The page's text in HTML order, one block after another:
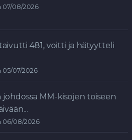
07/08/2026
481, voitti ja hätyytteli
07/2026
MM-kisojen toiseen
06/08/2026